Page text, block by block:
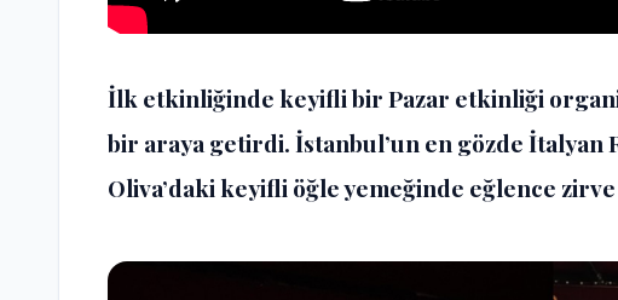
İlk etkinliğinde keyifli bir Pazar etkinliği
bir araya getirdi. İstanbul’un en gözde İtalyan
Oliva’daki keyifli öğle yemeğinde eğlence zirve